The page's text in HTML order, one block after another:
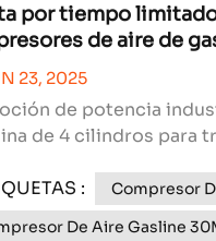
por tiempo
de aire de
23, 2025
de potencia
de 4 cilindros para
de 4 cilindros de
de 4500 PSI,
:
Compresor
De Aire Gasline